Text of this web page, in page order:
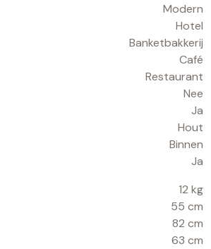
Modern
Hotel
Banketbakkerij
Café
Restaurant
Nee
Ja
Hout
Binnen
Ja
12 kg
55 cm
82 cm
63 cm